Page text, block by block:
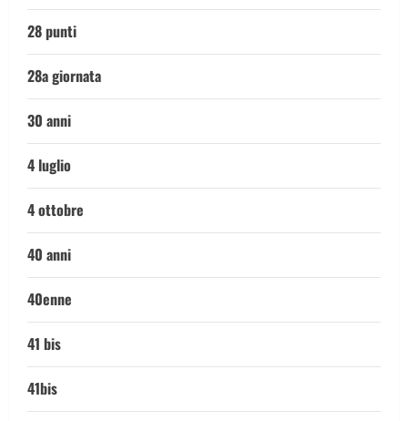
28 punti
28a giornata
30 anni
4 luglio
4 ottobre
40 anni
40enne
41 bis
41bis